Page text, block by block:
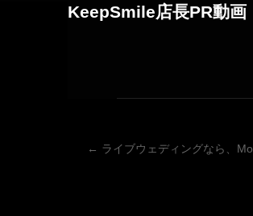
KeepSmile店長PR動画
← ライブウェディングなら、